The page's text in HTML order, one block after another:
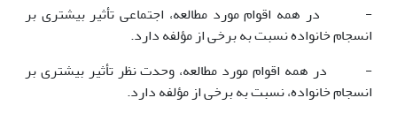
- در همه اقوام مورد مطالعه، اجتماعی تأثیر بیشتری بر
انسجام خانواده نسبت به برخی از مؤلفه دارد.
- در همه اقوام مورد مطالعه، وحدت نظر تأثیر بیشتری بر
انسجام خانواده، نسبت به برخی از مؤلفه دارد.